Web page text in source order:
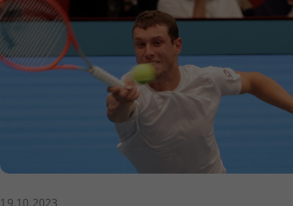
19.10.2023